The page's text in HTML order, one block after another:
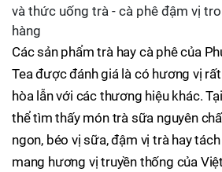
và thức uống trà - cà phê đậm vị
hàng
Các sản phẩm trà hay cà phê của
Tea được đánh giá là có hương vị
hòa lẫn với các thương hiệu khác.
thể tìm thấy món trà sữa nguyên
ngon, béo vị sữa, đậm vị trà hay
mang hương vị truyền thống của